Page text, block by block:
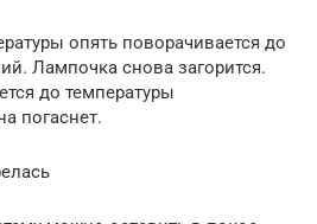
опять поворачивается до
Лампочка снова загорится.
до температуры
погаснет.